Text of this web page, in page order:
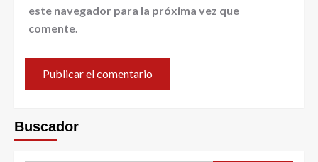
este navegador para la próxima vez que
comente.
Buscador